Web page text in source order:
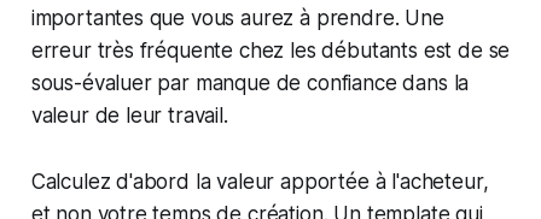
importantes que vous aurez à prendre. Une
erreur très fréquente chez les débutants est de se
sous-évaluer par manque de confiance dans la
valeur de leur travail.
Calculez d'abord la valeur apportée à l'acheteur,